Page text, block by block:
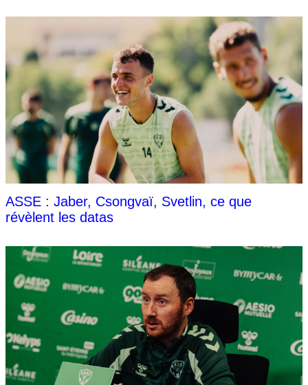
ASSE : Jaber, Csongvaï, Svetlin, ce que
révèlent les datas